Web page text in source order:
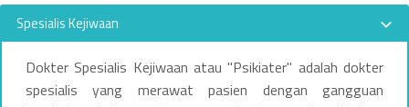
Spesialis Kejiwaan
Dokter Spesialis Kejiwaan atau "Psikiater" adalah dokter
spesialis yang merawat pasien dengan gangguan